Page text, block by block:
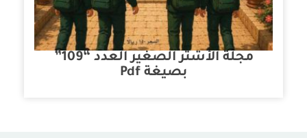
مجلة الأشتر الصغير العدد “109”
بصيغة Pdf